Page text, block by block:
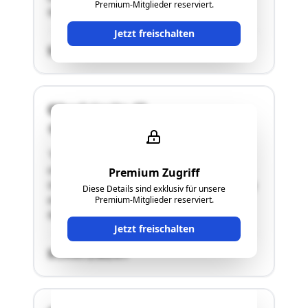
Premium-Mitglieder reserviert.
Jetzt freischalten
Nebengebäude"
SCHÄTZWERT
Premium Zugriff
Diese Details sind exklusiv für unsere
Premium-Mitglieder reserviert.
Jetzt freischalten
Oberlainsitz 47
und einem teilweisen Dachausbau (eine
Unterkellerung ist nicht gegeben; die Errichtung
erfolgt überwiegend in Holzbauweise)
Nebengebäude"
SCHÄTZWERT